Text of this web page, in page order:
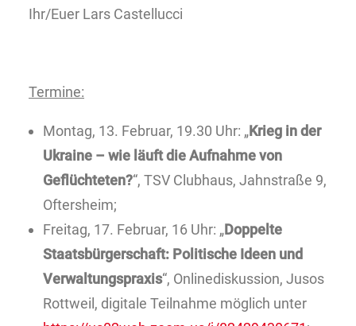
Ihr/Euer Lars Castellucci
Termine:
Montag, 13. Februar, 19.30 Uhr: „Krieg in der
Ukraine – wie läuft die Aufnahme von
Geflüchteten?“, TSV Clubhaus, Jahnstraße 9,
Oftersheim;
Freitag, 17. Februar, 16 Uhr: „Doppelte
Staatsbürgerschaft: Politische Ideen und
Verwaltungspraxis“, Onlinediskussion, Jusos
Rottweil, digitale Teilnahme möglich unter